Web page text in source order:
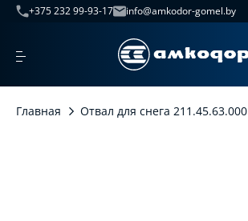
+375 232 99-93-17 info@amkodor-gomel.by
Главная Отвал для снега 211.45.63.000